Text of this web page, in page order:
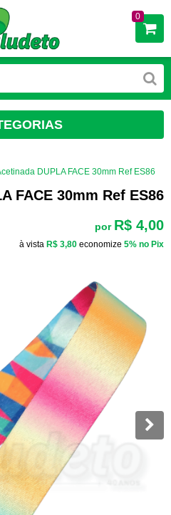
0
DUPLA FACE 30mm Ref ES86
FACE 30mm Ref ES86
por R$ 4,00
à vista R$ 3,80 economize 5% no Pix